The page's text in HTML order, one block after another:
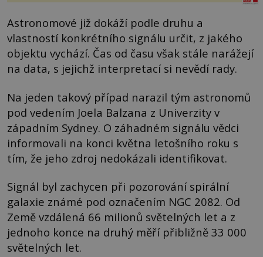
Astronomové již dokáží podle druhu a
vlastností konkrétního signálu určit, z jakého
objektu vychází. Čas od času však stále narážejí
na data, s jejichž interpretací si nevědí rady.
Na jeden takový případ narazil tým astronomů
pod vedením Joela Balzana z Univerzity v
západním Sydney. O záhadném signálu vědci
informovali na konci května letošního roku s
tím, že jeho zdroj nedokázali identifikovat.
Signál byl zachycen při pozorování spirální
galaxie známé pod označením NGC 2082. Od
Země vzdálená 66 milionů světelných let a z
jednoho konce na druhý měří přibližně 33 000
světelných let.